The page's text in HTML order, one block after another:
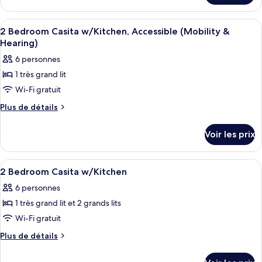
chambre :
2
Bedroom
Bi-
Level
Casita
w/Kitchen
le
type
de
chambre
Bedroom
Bi-
Casita
w/Kitchen
Afficher
toutes
photos
pour
ce
type
2
Bedroom
Casita
w/Kitchen,
Accessible
(Mobility
&
Hearing)
Un espace repas moderne avec
12
2 Bedroom Casita w/Kitchen, Accessible (Mobility &
Hearing)
6 personnes
1 très grand lit
Wi-Fi gratuit
Plus de détails
Plus
le
type
de
2
Bedroom
w/Kitchen,
Accessible
(Mobility
Voir les prix
Afficher
toutes
les
photos
pour
ce
Un espace repas moderne avec
12
2 Bedroom Casita w/Kitchen
6 personnes
1 très grand lit et 2 grands lits
Wi-Fi gratuit
Plus de détails
Plus